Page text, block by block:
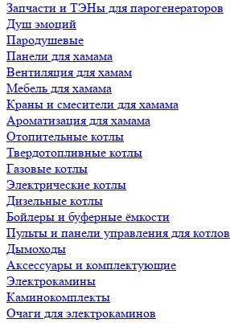
Запчасти и ТЭНы для парогенераторов
Душ эмоций
Пародушевые
Панели для хамама
Вентиляция для хамам
Мебель для хамама
Краны и смесители для хамама
Ароматизация для хамама
Отопительные котлы
Твердотопливные котлы
Газовые котлы
Электрические котлы
Дизельные котлы
Бойлеры и буферные ёмкости
Пульты и панели управления для котлов
Дымоходы
Аксессуары и комплектующие
Электрокамины
Каминокомплекты
Очаги для электрокаминов